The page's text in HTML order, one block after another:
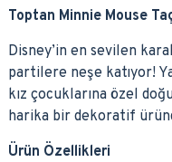
Toptan Minnie Mouse
Disney’in en sevilen
partilere neşe katıyor!
kız çocuklarına özel
harika bir dekoratif
Ürün Özellikleri